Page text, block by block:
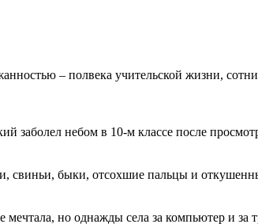
– полвека учительской жизни,
заболел небом в 10-м классе после
свиньи, быки, отсохшие пальцы и
но однажды села за компьютер и